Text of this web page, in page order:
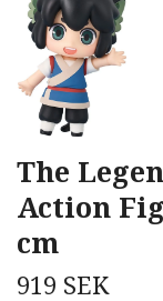
The
Action
cm
919 SEK